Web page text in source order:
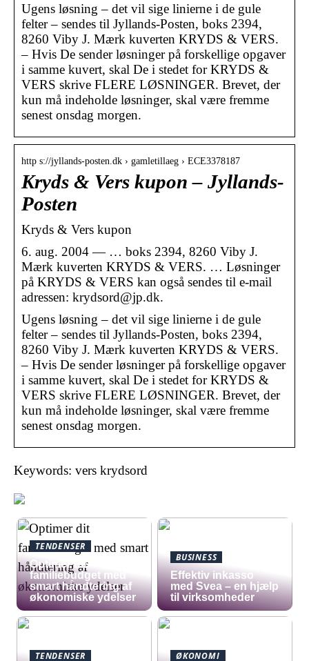
Ugens løsning – det vil sige linierne i de gule
felter – sendes til Jyllands-Posten, boks 2394,
8260 Viby J. Mærk kuverten KRYDS & VERS.
– Hvis De sender løsninger på forskellige opgaver
i samme kuvert, skal De i stedet for KRYDS &
VERS skrive FLERE LØSNINGER. Brevet, der
kun må indeholde løsninger, skal være fremme
senest onsdag morgen.
http s://jyllands-posten.dk › gamletillaeg › ECE3378187
Kryds & Vers kupon – Jyllands-
Posten
Kryds & Vers kupon
6. aug. 2004 — … boks 2394, 8260 Viby J.
Mærk kuverten KRYDS & VERS. … Løsninger
på KRYDS & VERS kan også sendes til e-mail
adressen: krydsord@jp.dk.
Ugens løsning – det vil sige linierne i de gule
felter – sendes til Jyllands-Posten, boks 2394,
8260 Viby J. Mærk kuverten KRYDS & VERS.
– Hvis De sender løsninger på forskellige opgaver
i samme kuvert, skal De i stedet for KRYDS &
VERS skrive FLERE LØSNINGER. Brevet, der
kun må indeholde løsninger, skal være fremme
senest onsdag morgen.
Keywords: vers krydsord
TENDENSER
Optimer dit
familiebudget med
smart håndtering af
økonomiske ydelser
BUSINESS
​Effektiv inkasso
med Svea – en hjælp
til virksomheder
TENDENSER ØKONOMI